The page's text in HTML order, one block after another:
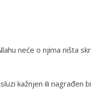
neće o njima ništa
kažnjen ili nagrađen